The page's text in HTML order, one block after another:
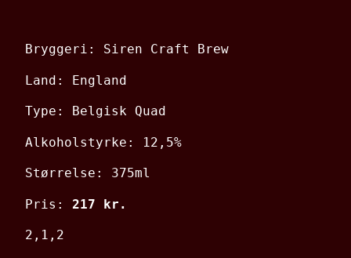
Bryggeri: Siren Craft Brew
Land: England
Type: Belgisk Quad
Alkoholstyrke: 12,5%
Størrelse: 375ml
Pris: 217 kr.
2,1,2